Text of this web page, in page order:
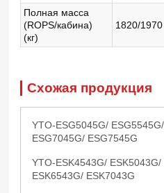
Полная масса
(ROPS/кабина)
(кг)
1820/1970
Схожая продукция
YTO-ESG5045G/
ESG7045G/ ESG7545G
YTO-ESK4543G/
ESK6543G/ ESK7043G